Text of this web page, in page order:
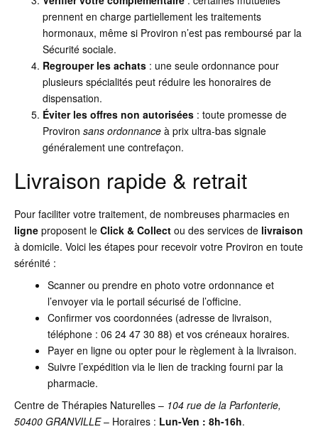
prennent en charge partiellement les traitements
hormonaux, même si Proviron n’est pas remboursé par la
Sécurité sociale.
Regrouper les achats : une seule ordonnance pour
plusieurs spécialités peut réduire les honoraires de
dispensation.
Éviter les offres non autorisées : toute promesse de
Proviron sans ordonnance à prix ultra-bas signale
généralement une contrefaçon.
Livraison rapide & retrait
Pour faciliter votre traitement, de nombreuses pharmacies en
ligne proposent le Click & Collect ou des services de livraison
à domicile. Voici les étapes pour recevoir votre Proviron en toute
sérénité :
Scanner ou prendre en photo votre ordonnance et
l’envoyer via le portail sécurisé de l’officine.
Confirmer vos coordonnées (adresse de livraison,
téléphone : 06 24 47 30 88) et vos créneaux horaires.
Payer en ligne ou opter pour le règlement à la livraison.
Suivre l’expédition via le lien de tracking fourni par la
pharmacie.
Centre de Thérapies Naturelles – 104 rue de la Parfonterie,
50400 GRANVILLE– Horaires : Lun-Ven : 8h-16h.